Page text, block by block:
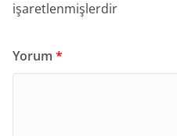
işaretlenmişlerdir
Yorum *